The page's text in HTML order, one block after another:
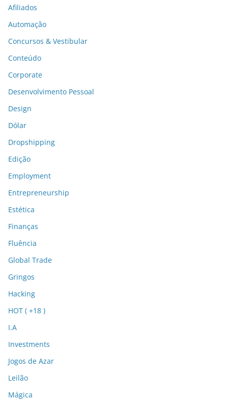
Afiliados
Automação
Concursos & Vestibular
Conteúdo
Corporate
Desenvolvimento Pessoal
Design
Dólar
Dropshipping
Edição
Employment
Entrepreneurship
Estética
Finanças
Fluência
Global Trade
Gringos
Hacking
HOT ( +18 )
I.A
Investments
Jogos de Azar
Leilão
Mágica